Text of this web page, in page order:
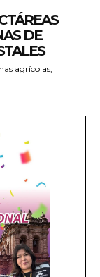
DE
agrícolas,